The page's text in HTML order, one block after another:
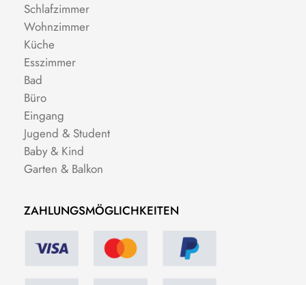
Schlafzimmer
Wohnzimmer
Küche
Esszimmer
Bad
Büro
Eingang
Jugend & Student
Baby & Kind
Garten & Balkon
ZAHLUNGSMÖGLICHKEITEN